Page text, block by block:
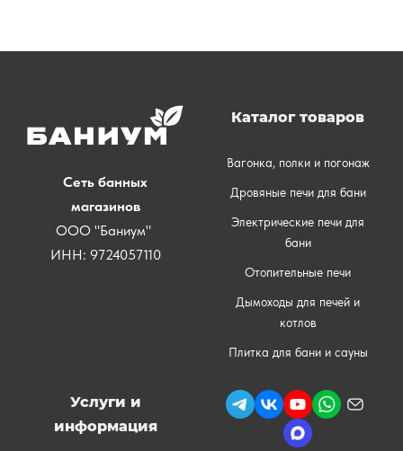
Сеть банных
магазинов
ООО "Баниум"
ИНН: 9724057110
Каталог товаров
Вагонка, полки и погонаж
Дровяные печи для бани
Электрические печи для
бани
Отопительные печи
Дымоходы для печей и
котлов
Плитка для бани и сауны
Услуги и
информация